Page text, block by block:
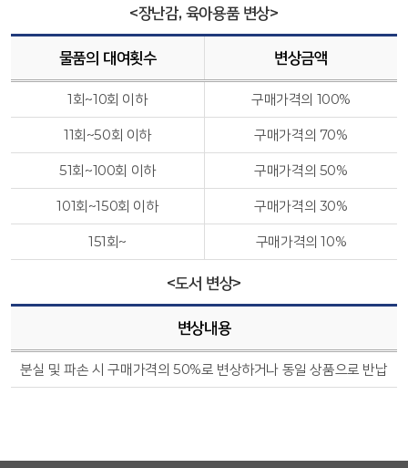
<장난감, 육아용품 변상>
물품의 대여횟수 변상금액
1회~10회 이하 구매가격의 100%
11회~50회 이하 구매가격의 70%
51회~100회 이하 구매가격의 50%
101회~150회 이하 구매가격의 30%
151회~ 구매가격의 10%
<도서 변상>
변상내용
분실 및 파손 시 구매가격의 50%로 변상하거나 동일 상품으로 반납